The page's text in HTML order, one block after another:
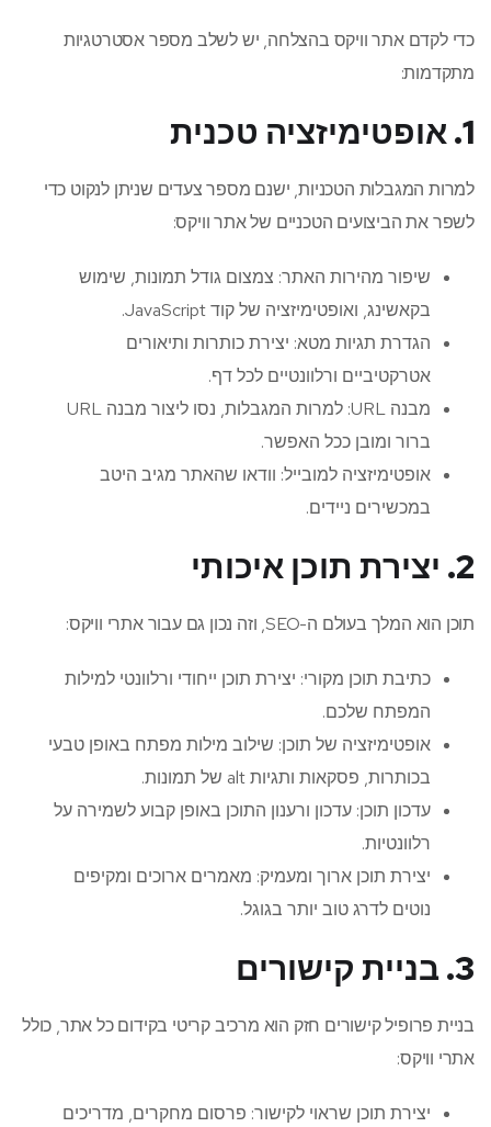
כדי לקדם אתר וויקס בהצלחה, יש לשלב מספר אסטרטגיות
מתקדמות:
1. אופטימיזציה טכנית
למרות המגבלות הטכניות, ישנם מספר צעדים שניתן לנקוט כדי
לשפר את הביצועים הטכניים של אתר וויקס:
שיפור מהירות האתר: צמצום גודל תמונות, שימוש
בקאשינג, ואופטימיזציה של קוד JavaScript.
הגדרת תגיות מטא: יצירת כותרות ותיאורים
אטרקטיביים ורלוונטיים לכל דף.
מבנה URL: למרות המגבלות, נסו ליצור מבנה URL
ברור ומובן ככל האפשר.
אופטימיזציה למובייל: וודאו שהאתר מגיב היטב
במכשירים ניידים.
2. יצירת תוכן איכותי
תוכן הוא המלך בעולם ה-SEO, וזה נכון גם עבור אתרי וויקס:
כתיבת תוכן מקורי: יצירת תוכן ייחודי ורלוונטי למילות
המפתח שלכם.
אופטימיזציה של תוכן: שילוב מילות מפתח באופן טבעי
בכותרות, פסקאות ותגיות alt של תמונות.
עדכון תוכן: עדכון ורענון התוכן באופן קבוע לשמירה על
רלוונטיות.
יצירת תוכן ארוך ומעמיק: מאמרים ארוכים ומקיפים
נוטים לדרג טוב יותר בגוגל.
3. בניית קישורים
בניית פרופיל קישורים חזק הוא מרכיב קריטי בקידום כל אתר, כולל
אתרי וויקס:
יצירת תוכן שראוי לקישור: פרסום מחקרים, מדריכים